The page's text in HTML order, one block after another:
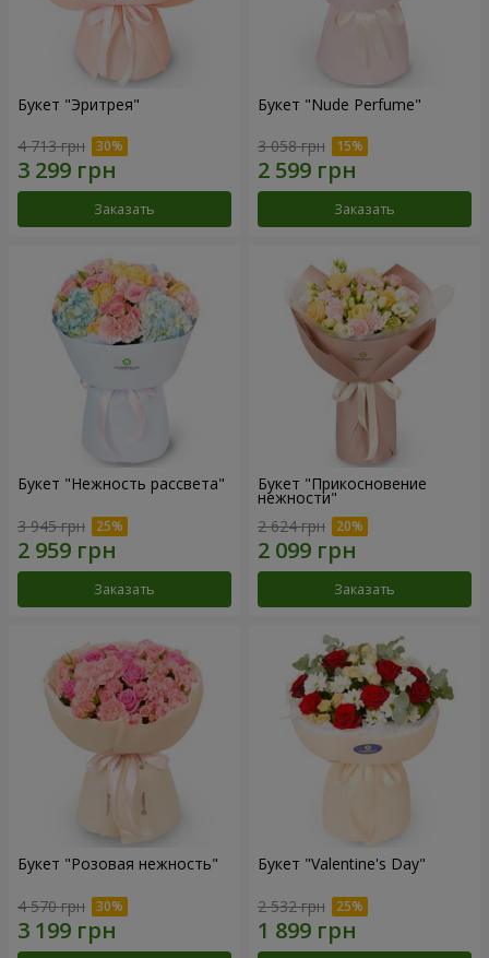
Букет "Эритрея"
4 713 грн
Заказать
Букет "Nude Perfume"
3 058 грн
Заказать
Букет "Нежность рассвета"
3 945 грн
Заказать
Букет "Прикосновение
нежности"
2 624 грн
Заказать
Букет "Розовая нежность"
4 570 грн
Букет "Valentine's Day"
2 532 грн